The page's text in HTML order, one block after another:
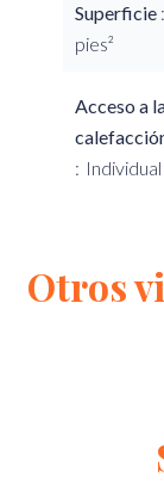
Superficie
pies²
Acceso a
Individual
Otros